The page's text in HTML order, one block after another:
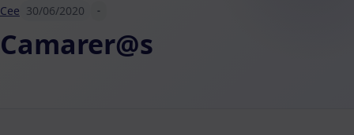
Cee 30/06/2020 -
Camarer@s